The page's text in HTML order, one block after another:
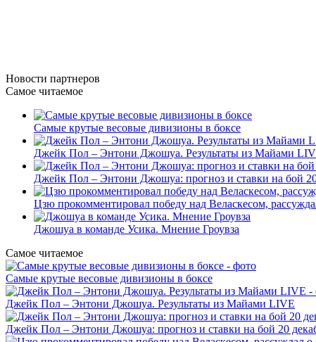
Новости партнеров
Самое читаемое
Самые крутые весовые дивизионы в боксе
Джейк Пол – Энтони Джошуа. Результаты из Майами
Джейк Пол – Энтони Джошуа: прогноз и ставки на бой
Цзю прокомментировал победу над Веласкесом,
Джошуа в команде Усика. Мнение Гроувза
Самое читаемое
Самые крутые весовые дивизионы в боксе
Джейк Пол – Энтони Джошуа. Результаты из Майами LIVE
Джейк Пол – Энтони Джошуа: прогноз и ставки на бой 20